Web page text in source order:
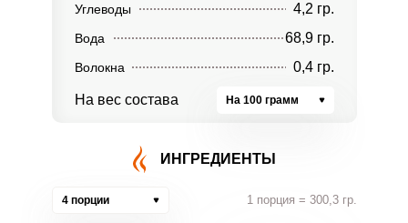
Углеводы 4,2 гр.
Вода 68,9 гр.
Волокна 0,4 гр.
На вес состава На 100 грамм
ИНГРЕДИЕНТЫ
4 порции 1 порция = 300,3 гр.